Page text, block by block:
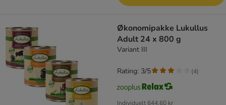
Økonomipakke Lukullus
Adult 24 x 800 g
Variant III
Individuelt 644,60 kr
Rating: 3/5 (4)